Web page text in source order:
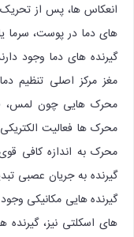
انعکاس ها، پس از تحریک
های دما در پوست، سرما
گیرنده های دما وجود
مغز مرکز اصلی تنظیم
محرک هایی چون
محرک ها فعالیت
محرک به اندازه کافی
گیرنده به جریان عصبی
گیرنده هایی مکانیکی
های اسکلتی نیز،